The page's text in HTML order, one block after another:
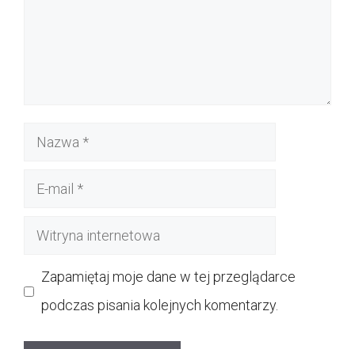
Nazwa
Witryna
Zapamiętaj moje dane w tej przeglądarce
podczas pisania kolejnych komentarzy.